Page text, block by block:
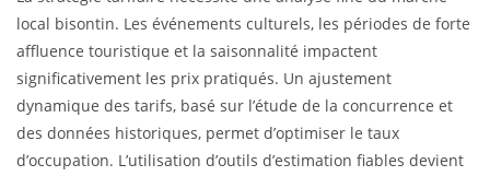
local bisontin. Les événements culturels, les périodes de forte
affluence touristique et la saisonnalité impactent
significativement les prix pratiqués. Un ajustement
dynamique des tarifs, basé sur l’étude de la concurrence et
des données historiques, permet d’optimiser le taux
d’occupation. L’utilisation d’outils d’estimation fiables devient